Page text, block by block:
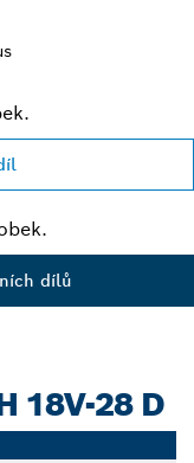
dílů
18V-28 D